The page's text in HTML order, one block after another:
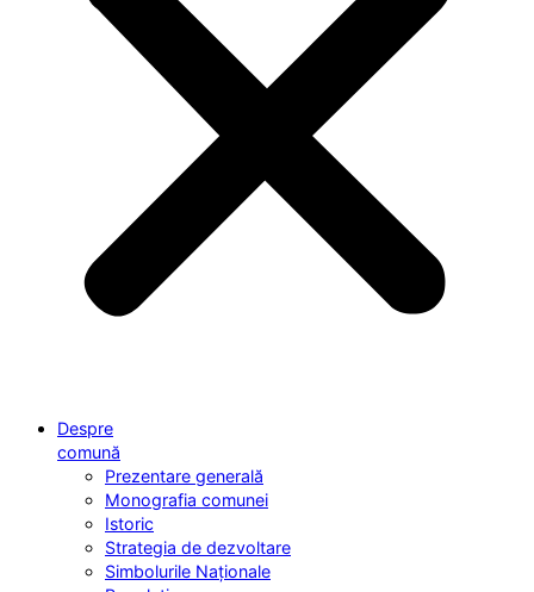
Despre
comună
Prezentare generală
Monografia comunei
Istoric
Strategia de dezvoltare
Simbolurile Naționale